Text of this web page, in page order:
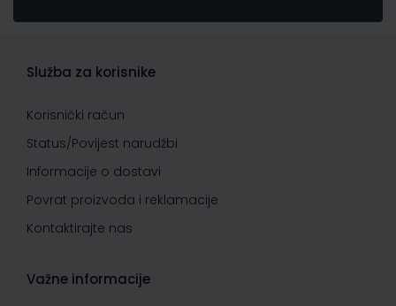
Služba za korisnike
Korisnički račun
Status/Povijest narudžbi
Informacije o dostavi
Povrat proizvoda i reklamacije
Kontaktirajte nas
Važne informacije